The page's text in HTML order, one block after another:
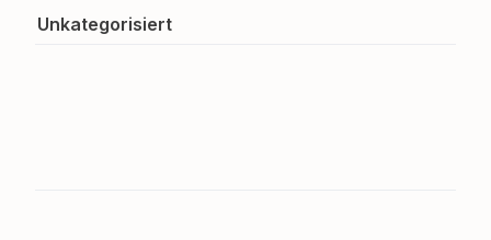
Unkategorisiert